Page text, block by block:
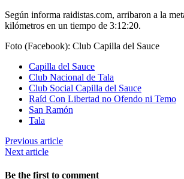
Según informa raidistas.com, arribaron a la
kilómetros en un tiempo de 3:12:20.
Foto (Facebook): Club Capilla del Sauce
Capilla del Sauce
Club Nacional de Tala
Club Social Capilla del Sauce
Raíd Con Libertad no Ofendo ni Temo
San Ramón
Tala
Previous article
Next article
Be the first to comment